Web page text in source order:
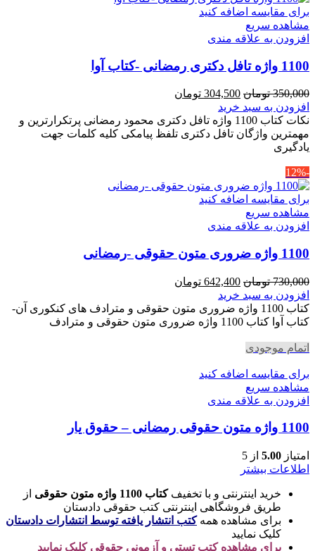
برای مقایسه اضافه کنید
مشاهده سریع
افزودن به علاقه مندی
1100 واژه تافل دکتری رمضانی -کتاب آوا
350,000 تومان قیمت
اصلی
350,000 تومان
بود.
304,500 تومان
304,500 تومان
است.
افزودن به سبد خرید
نکات کتاب 1100 واژه تافل دکتری محمود رمضانی پرتکرارترین و
مهمترین واژگان تافل دکتری تلفظ پیامکی کلیه کلمات جهت
یادگیری
-12%
برای مقایسه اضافه کنید
مشاهده سریع
افزودن به علاقه مندی
1100 واژه ضروری متون حقوقی -رمضانی
730,000 تومان قیمت
اصلی
730,000 تومان
بود.
642,400 تومان
642,400 تومان
است.
افزودن به سبد خرید
کتاب 1100 واژه ضروری متون حقوقی و مترادف های کنکوری آن-
کتاب آوا کتاب 1100 واژه ضروری متون حقوقی و مترادف
اتمام موجودی
برای مقایسه اضافه کنید
مشاهده سریع
افزودن به علاقه مندی
1100 واژه متون حقوقی رمضانی – حقوق یار
امتیاز 5.00 از 5
اطلاعات بیشتر
خرید اینترنتی و با تخفیفکتاب 1100 واژه متون حقوقی
از
طریق فروشگاهی اینترنتی کتب حقوقی دادستان
برای مشاهده همهکتب انتشار یافته توسط انتشارات دادستان
کلیک نمایید
برای مشاهده کتب تستی و آزمونی حقوقی کلیک نمایید